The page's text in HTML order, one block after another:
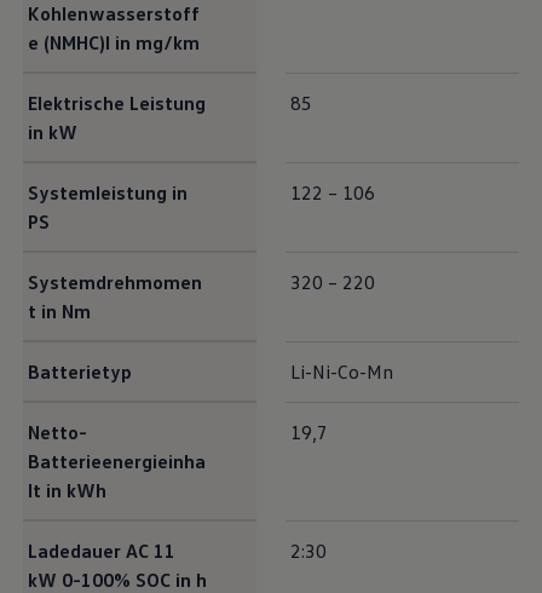
Kohlenwasserstoff
e (NMHC)I in mg/km
Elektrische Leistung
in kW
85
Systemleistung in
PS
122 – 106
Systemdrehmomen
t in Nm
320 – 220
Batterietyp Li-Ni-Co-Mn
Netto-
Batterieenergieinha
lt in kWh
19,7
Ladedauer AC 11
kW 0-100% SOC in h
2:30